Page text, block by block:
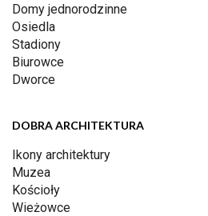
Domy jednorodzinne
Osiedla
Stadiony
Biurowce
Dworce
DOBRA ARCHITEKTURA
Ikony architektury
Muzea
Kościoły
Wieżowce